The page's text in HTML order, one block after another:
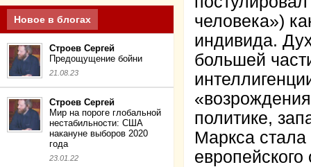
Новое в блогах
Строев Сергей
Предощущение бойни
21.08.23
Строев Сергей
Мир на пороге глобальной
нестабильности: США
накануне выборов 2020
года
23.01.22
человека»)
индивида.
большей
политике,
Маркса стала